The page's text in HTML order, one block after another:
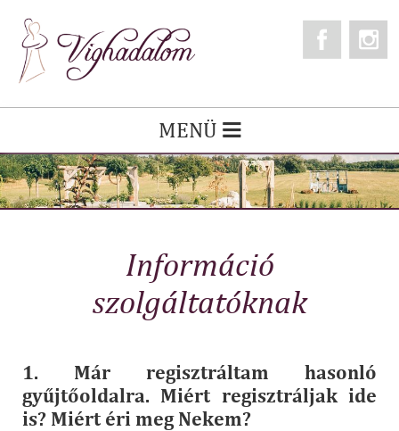
MENÜ
Információ
szolgáltatóknak
1. Már regisztráltam hasonló
gyűjtőoldalra. Miért regisztráljak ide
is? Miért éri meg Nekem?